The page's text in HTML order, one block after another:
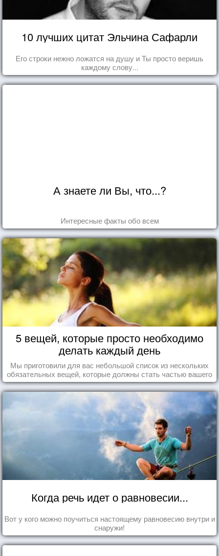
10 лучших цитат Эльчина Сафарли
Его строки нежно ложатся на душу и Ты просто веришь
каждому слову...
А знаете ли Вы, что...?
Интересные факты обо всем
5 вещей, которые просто необходимо
делать каждый день
Мы приготовили для вас небольшой список из нескольких
обязательных вещей, которые должны стать частью вашего
дня.
Когда речь идет о равновесии...
Вот у кого можно поучиться настоящему равновесию внутри и
снаружи!